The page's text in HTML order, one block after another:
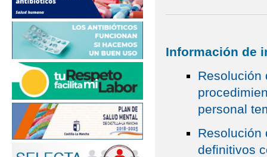
Información de
Resolución
personal
Resolución
definitivos